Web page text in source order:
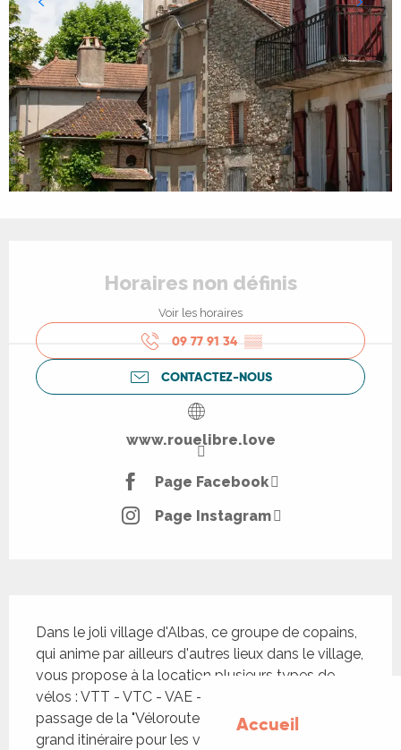
Accueil
Horaires non définis
Voir les horaires
09 77 91 34 ▒▒
CONTACTEZ-NOUS
www.rouelibre.love
Page Facebook
Page Instagram
Dans le joli village d'Albas, ce groupe de copains,
qui anime par ailleurs d'autres lieux dans le village,
vous propose à la location plusieurs types de
vélos : VTT - VTC - VAE - Enfants Situé sur le
passage de la "Véloroute la Vallée du Lot à vélo",
grand itinéraire pour les voyageurs, vous pouvez...